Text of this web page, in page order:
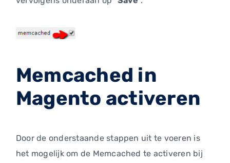
Memcached in
Magento activeren
Door de onderstaande stappen uit te voeren is
het mogelijk om de Memcached te activeren bij